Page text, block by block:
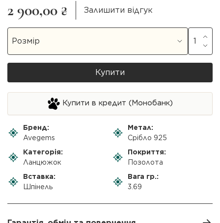
2 900,00 ₴
Залишити відгук
Купити
Купити в кредит (Монобанк)
Бренд:
Avegems
Метал:
Срібло 925
Категорія:
Ланцюжок
Покриття:
Позолота
Вставка:
Шпінель
Вага гр.:
3.69